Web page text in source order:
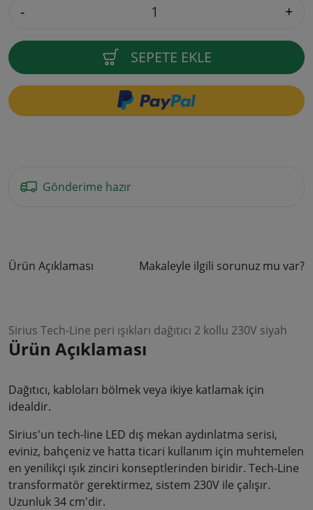
- +
SEPETE EKLE
Gönderime hazır
Ürün Açıklaması Makaleyle ilgili sorunuz mu var?
Sirius Tech-Line peri ışıkları dağıtıcı 2 kollu 230V siyah
Ürün Açıklaması
Dağıtıcı, kabloları bölmek veya ikiye katlamak için
idealdir.
Sirius'un tech-line LED dış mekan aydınlatma serisi,
eviniz, bahçeniz ve hatta ticari kullanım için muhtemelen
en yenilikçi ışık zinciri konseptlerinden biridir. Tech-Line
transformatör gerektirmez, sistem 230V ile çalışır.
Uzunluk 34 cm'dir.